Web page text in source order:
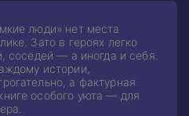
люди» нет места
Зато в героях легко
соседей — а иногда и себя.
истории,
а фактурная
особого уюта — для